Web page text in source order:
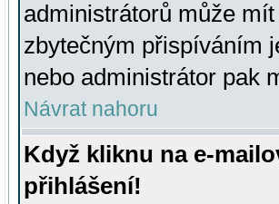
administrátorů může
zbytečným přispíváním
nebo administrátor pak
Návrat nahoru
Když kliknu na e-
přihlášení!